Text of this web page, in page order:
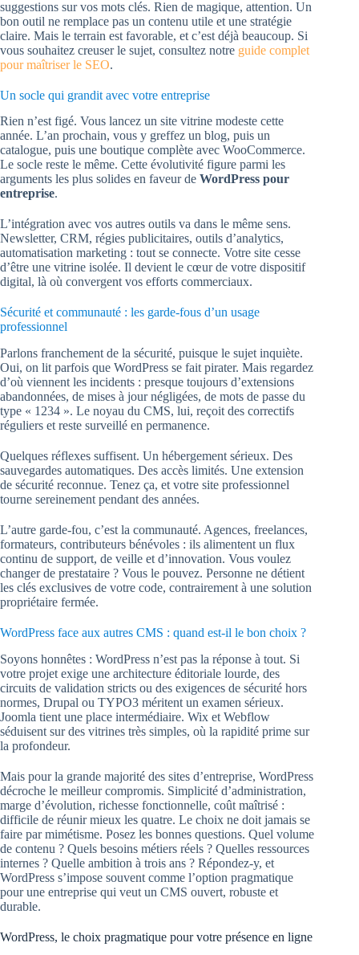
suggestions sur vos mots clés. Rien de magique, attention. Un
bon outil ne remplace pas un contenu utile et une stratégie
claire. Mais le terrain est favorable, et c’est déjà beaucoup. Si
vous souhaitez creuser le sujet, consultez notre guide complet
pour maîtriser le SEO.
Un socle qui grandit avec votre entreprise
Rien n’est figé. Vous lancez un site vitrine modeste cette
année. L’an prochain, vous y greffez un blog, puis un
catalogue, puis une boutique complète avec WooCommerce.
Le socle reste le même. Cette évolutivité figure parmi les
arguments les plus solides en faveur de WordPress pour
entreprise.
L’intégration avec vos autres outils va dans le même sens.
Newsletter, CRM, régies publicitaires, outils d’analytics,
automatisation marketing : tout se connecte. Votre site cesse
d’être une vitrine isolée. Il devient le cœur de votre dispositif
digital, là où convergent vos efforts commerciaux.
Sécurité et communauté : les garde-fous d’un usage
professionnel
Parlons franchement de la sécurité, puisque le sujet inquiète.
Oui, on lit parfois que WordPress se fait pirater. Mais regardez
d’où viennent les incidents : presque toujours d’extensions
abandonnées, de mises à jour négligées, de mots de passe du
type « 1234 ». Le noyau du CMS, lui, reçoit des correctifs
réguliers et reste surveillé en permanence.
Quelques réflexes suffisent. Un hébergement sérieux. Des
sauvegardes automatiques. Des accès limités. Une extension
de sécurité reconnue. Tenez ça, et votre site professionnel
tourne sereinement pendant des années.
L’autre garde-fou, c’est la communauté. Agences, freelances,
formateurs, contributeurs bénévoles : ils alimentent un flux
continu de support, de veille et d’innovation. Vous voulez
changer de prestataire ? Vous le pouvez. Personne ne détient
les clés exclusives de votre code, contrairement à une solution
propriétaire fermée.
WordPress face aux autres CMS : quand est-il le bon choix ?
Soyons honnêtes : WordPress n’est pas la réponse à tout. Si
votre projet exige une architecture éditoriale lourde, des
circuits de validation stricts ou des exigences de sécurité hors
normes, Drupal ou TYPO3 méritent un examen sérieux.
Joomla tient une place intermédiaire. Wix et Webflow
séduisent sur des vitrines très simples, où la rapidité prime sur
la profondeur.
Mais pour la grande majorité des sites d’entreprise, WordPress
décroche le meilleur compromis. Simplicité d’administration,
marge d’évolution, richesse fonctionnelle, coût maîtrisé :
difficile de réunir mieux les quatre. Le choix ne doit jamais se
faire par mimétisme. Posez les bonnes questions. Quel volume
de contenu ? Quels besoins métiers réels ? Quelles ressources
internes ? Quelle ambition à trois ans ? Répondez-y, et
WordPress s’impose souvent comme l’option pragmatique
pour une entreprise qui veut un CMS ouvert, robuste et
durable.
WordPress, le choix pragmatique pour votre présence en ligne